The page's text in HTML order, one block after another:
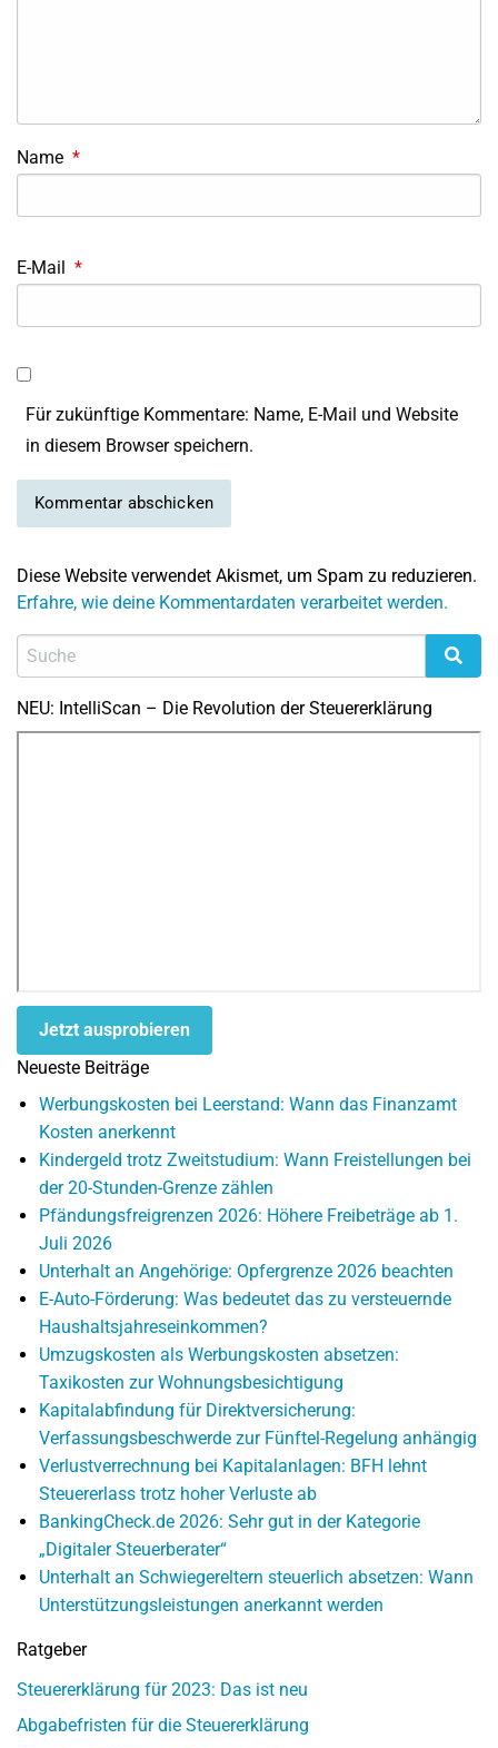
Name *
E-Mail *
Für zukünftige Kommentare: Name, E-Mail und Website
in diesem Browser speichern.
Diese Website verwendet Akismet, um Spam zu reduzieren.
Erfahre, wie deine Kommentardaten verarbeitet werden.
NEU: IntelliScan – Die Revolution der Steuererklärung
Jetzt ausprobieren
Neueste Beiträge
Werbungskosten bei Leerstand: Wann das Finanzamt
Kosten anerkennt
Kindergeld trotz Zweitstudium: Wann Freistellungen bei
der 20-Stunden-Grenze zählen
Pfändungsfreigrenzen 2026: Höhere Freibeträge ab 1.
Juli 2026
Unterhalt an Angehörige: Opfergrenze 2026 beachten
E-Auto-Förderung: Was bedeutet das zu versteuernde
Haushaltsjahreseinkommen?
Umzugskosten als Werbungskosten absetzen:
Taxikosten zur Wohnungsbesichtigung
Kapitalabfindung für Direktversicherung:
Verfassungsbeschwerde zur Fünftel-Regelung anhängig
Verlustverrechnung bei Kapitalanlagen: BFH lehnt
Steuererlass trotz hoher Verluste ab
BankingCheck.de 2026: Sehr gut in der Kategorie
„Digitaler Steuerberater“
Unterhalt an Schwiegereltern steuerlich absetzen: Wann
Unterstützungsleistungen anerkannt werden
Ratgeber
Steuererklärung für 2023: Das ist neu
Abgabefristen für die Steuererklärung